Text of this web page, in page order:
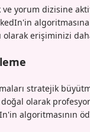
ve yorum dizisine
olarak erişiminizi
stratejik
olarak
algoritmasının